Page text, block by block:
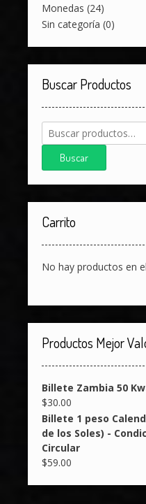
Monedas (24)
Sin categoría (0)
Buscar Productos
Buscar
por:
Buscar
Carrito
No hay productos en
Productos Mejor
Billete Zambia 50
$30.00
Billete 1 peso
de los Soles) -
Circular
$59.00